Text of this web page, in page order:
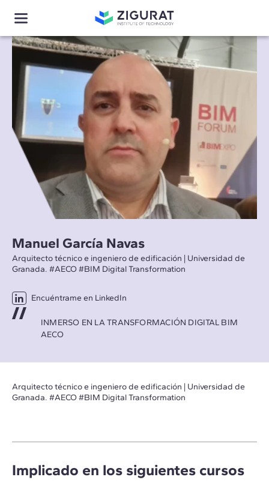
Manuel García Navas
Arquitecto técnico e ingeniero de edificación | Universidad de
Granada. #AECO #BIM Digital Transformation
Encuéntrame en LinkedIn
INMERSO EN LA TRANSFORMACIÓN DIGITAL BIM
AECO
Arquitecto técnico e ingeniero de edificación | Universidad de
Granada. #AECO #BIM Digital Transformation
Implicado en los siguientes cursos